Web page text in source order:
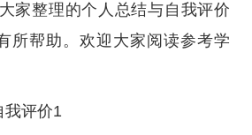
家整理的个人总结与自我评价
所帮助。欢迎大家阅读参考学
我评价1